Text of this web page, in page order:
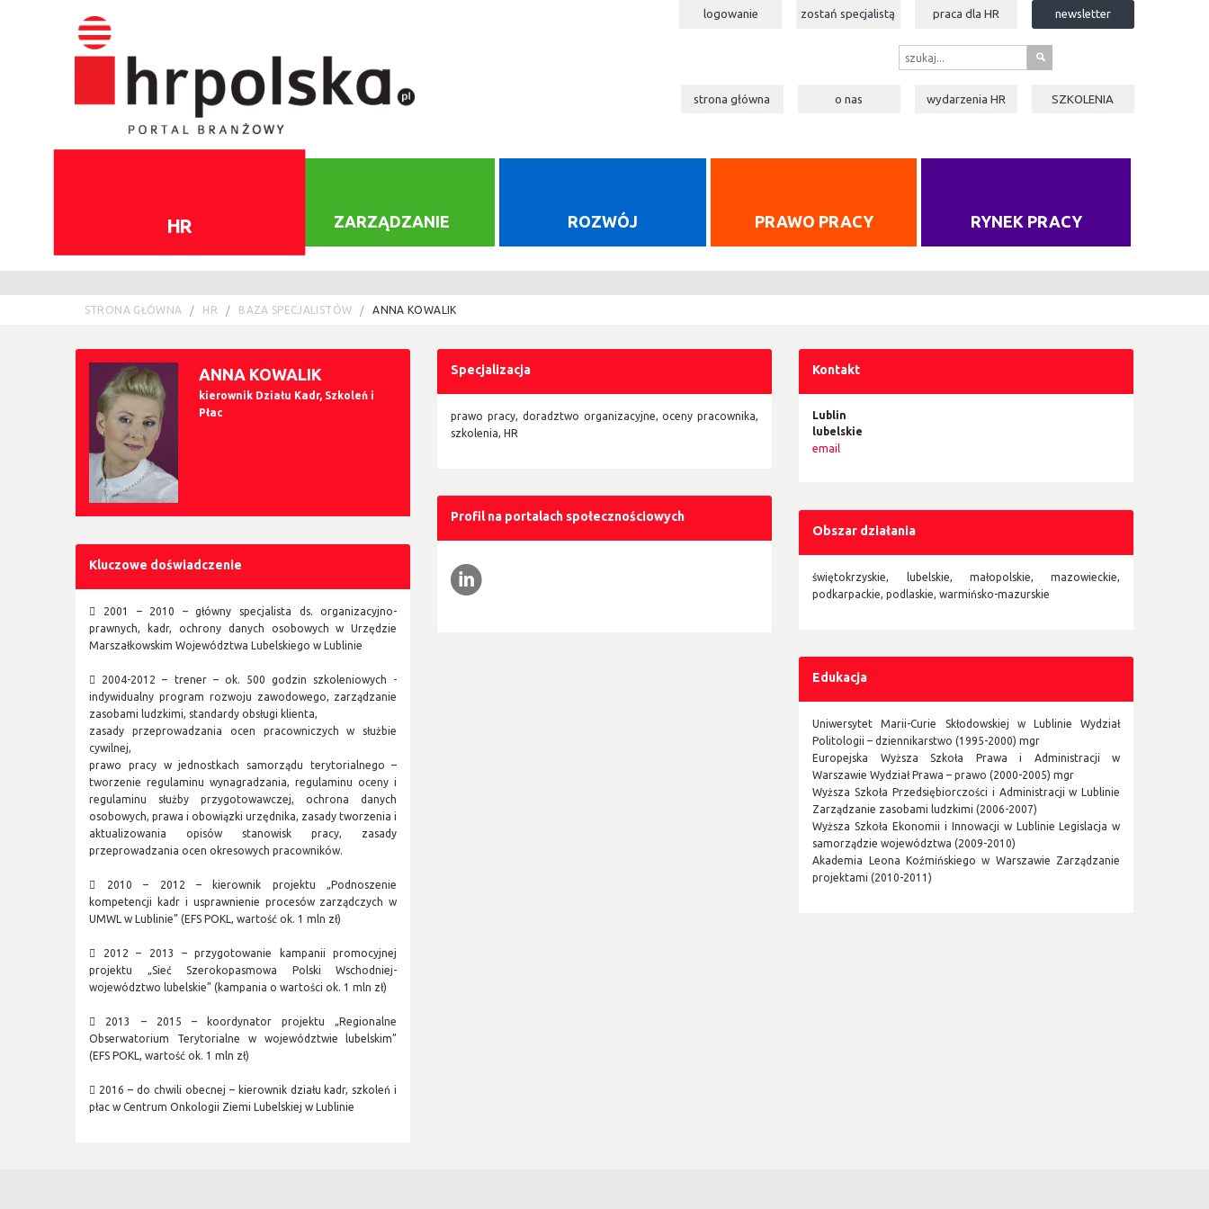
logowanie zostań specjalistą praca dla HR newsletter
s
strona główna o nas wydarzenia HR SZKOLENIA
HR ZARZĄDZANIE ROZWÓJ PRAWO PRACY RYNEK PRACY
STRONA GŁÓWNA HR BAZA SPECJALISTÓW ANNA KOWALIK
ANNA KOWALIK
kierownik Działu Kadr, Szkoleń i
Płac
Specjalizacja
prawo pracy, doradztwo organizacyjne, oceny pracownika,
szkolenia, HR
Kontakt
Lublin
lubelskie
email
Profil na portalach społecznościowych
l
Obszar działania
świętokrzyskie, lubelskie, małopolskie, mazowieckie,
podkarpackie, podlaskie, warmińsko-mazurskie
Kluczowe doświadczenie
 2001 – 2010 – główny specjalista ds. organizacyjno-
prawnych, kadr, ochrony danych osobowych w Urzędzie
Marszałkowskim Województwa Lubelskiego w Lublinie
 2004-2012 – trener – ok. 500 godzin szkoleniowych -
indywidualny program rozwoju zawodowego, zarządzanie
zasobami ludzkimi, standardy obsługi klienta,
zasady przeprowadzania ocen pracowniczych w służbie
cywilnej,
prawo pracy w jednostkach samorządu terytorialnego –
tworzenie regulaminu wynagradzania, regulaminu oceny i
regulaminu służby przygotowawczej, ochrona danych
osobowych, prawa i obowiązki urzędnika, zasady tworzenia i
aktualizowania opisów stanowisk pracy, zasady
przeprowadzania ocen okresowych pracowników.
 2010 – 2012 – kierownik projektu „Podnoszenie
kompetencji kadr i usprawnienie procesów zarządczych w
UMWL w Lublinie” (EFS POKL, wartość ok. 1 mln zł)
 2012 – 2013 – przygotowanie kampanii promocyjnej
projektu „Sieć Szerokopasmowa Polski Wschodniej-
województwo lubelskie” (kampania o wartości ok. 1 mln zł)
 2013 – 2015 – koordynator projektu „Regionalne
Obserwatorium Terytorialne w województwie lubelskim”
(EFS POKL, wartość ok. 1 mln zł)
 2016 – do chwili obecnej – kierownik działu kadr, szkoleń i
płac w Centrum Onkologii Ziemi Lubelskiej w Lublinie
Edukacja
Uniwersytet Marii-Curie Skłodowskiej w Lublinie Wydział
Politologii – dziennikarstwo (1995-2000) mgr
Europejska Wyższa Szkoła Prawa i Administracji w
Warszawie Wydział Prawa – prawo (2000-2005) mgr
Wyższa Szkoła Przedsiębiorczości i Administracji w Lublinie
Zarządzanie zasobami ludzkimi (2006-2007)
Wyższa Szkoła Ekonomii i Innowacji w Lublinie Legislacja w
samorządzie województwa (2009-2010)
Akademia Leona Koźmińskiego w Warszawie Zarządzanie
projektami (2010-2011)